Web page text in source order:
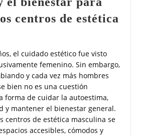
centros de estética
el cuidado estético fue visto
femenino. Sin embargo,
y cada vez más hombres
bien no es una cuestión
forma de cuidar la autoestima,
y mantener el bienestar general.
centros de estética masculina se
accesibles, cómodos y